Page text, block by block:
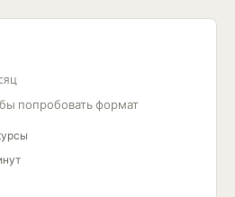
попробовать формат